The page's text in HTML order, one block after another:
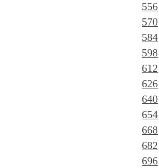
556
570
584
598
612
626
640
654
668
682
696